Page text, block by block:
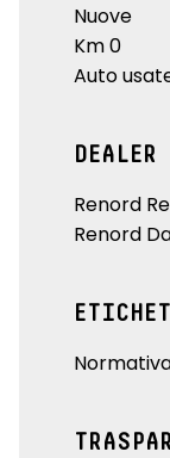
Nuove
Km 0
Auto
Renord
Renord